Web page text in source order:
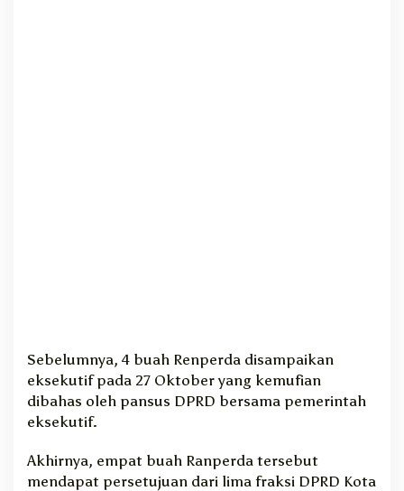
Sebelumnya, 4 buah Renperda disampaikan
eksekutif pada 27 Oktober yang kemufian
dibahas oleh pansus DPRD bersama pemerintah
eksekutif.
Akhirnya, empat buah Ranperda tersebut
mendapat persetujuan dari lima fraksi DPRD Kota